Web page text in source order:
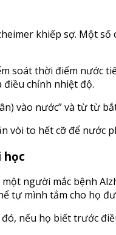
khiếp sợ. Một
soát thời điểm
điều chỉnh nhiệt độ.
vào nước” và từ
vòi to hết cỡ để nước
học
người mắc bệnh
tự mình tắm cho họ
nếu họ biết trước